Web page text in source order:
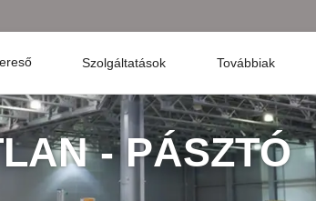
Szolgáltatások Továbbiak
- PÁSZTÓ